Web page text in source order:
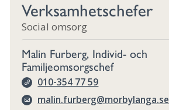
Verksamhetschefer
Social omsorg
Malin Furberg, Individ- och
Familjeomsorgschef
010-354 77 59
malin.furberg@morbylanga.se